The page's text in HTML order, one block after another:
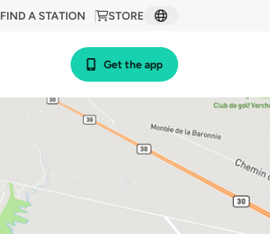
STORE
FIND A STATION
Get the app